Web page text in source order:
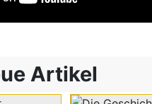
Artikel